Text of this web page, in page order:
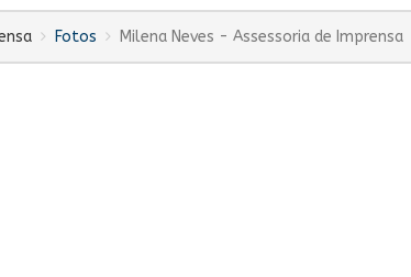
Fotos Milena Neves - Assessoria de Imprensa